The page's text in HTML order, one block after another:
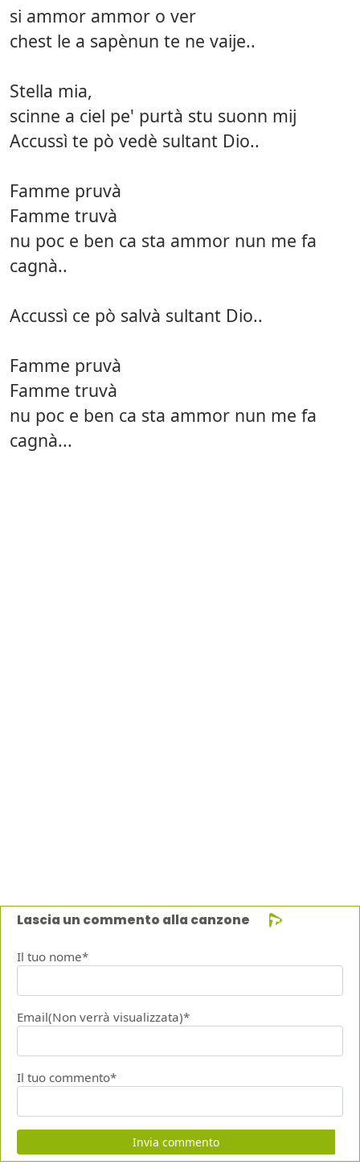
si ammor ammor o ver
chest le a sapènun te ne vaije..
Stella mia,
scinne a ciel pe' purtà stu suonn mij
Accussì te pò vedè sultant Dio..
Famme pruvà
Famme truvà
nu poc e ben ca sta ammor nun me fa
cagnà..
Accussì ce pò salvà sultant Dio..
Famme pruvà
Famme truvà
nu poc e ben ca sta ammor nun me fa
cagnà...
Lascia un commento alla canzone
Il tuo nome*
Email(Non verrà visualizzata)*
Il tuo commento*
Invia commento